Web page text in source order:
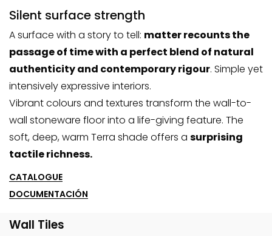
Silent surface strength
A surface with a story to tell: matter recounts the
passage of time with a perfect blend of natural
authenticity and contemporary rigour. Simple yet
intensively expressive interiors.
Vibrant colours and textures transform the wall-to-
wall stoneware floor into a life-giving feature. The
soft, deep, warm Terra shade offers a surprising
tactile richness.
CATALOGUE
DOCUMENTACIÓN
Wall Tiles